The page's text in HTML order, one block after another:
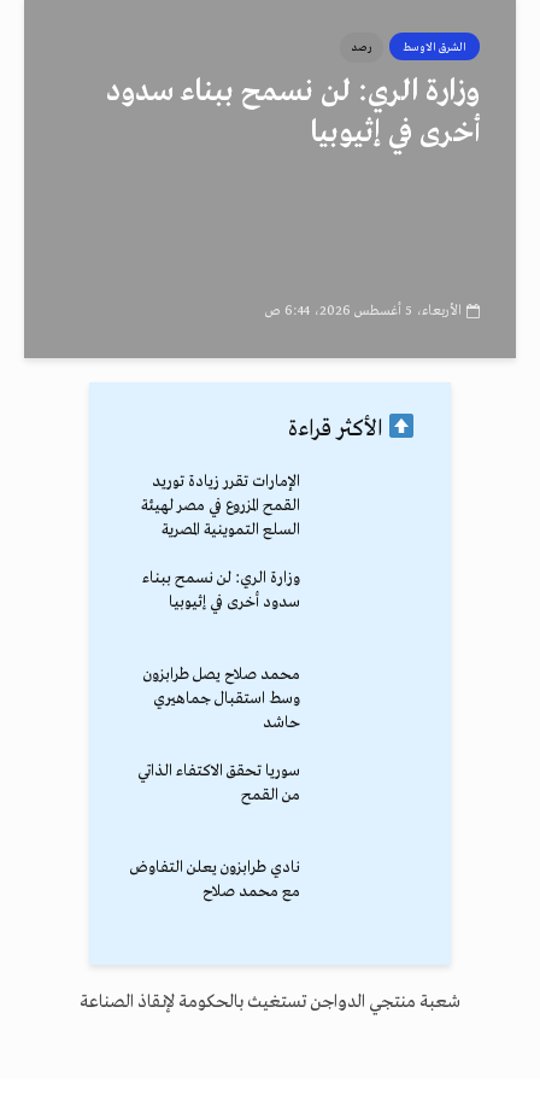
الشرق الاوسط رصد
وزارة الري: لن نسمح ببناء سدود
أخرى في إثيوبيا
الأربعاء، 5 أغسطس 2026، 6:44 ص
الأكثر قراءة
الإمارات تقرر زيادة توريد
القمح المزروع في مصر لهيئة
السلع التموينية المصرية
وزارة الري: لن نسمح ببناء
سدود أخرى في إثيوبيا
محمد صلاح يصل طرابزون
وسط استقبال جماهيري
حاشد
سوريا تحقق الاكتفاء الذاتي
من القمح
نادي طرابزون يعلن التفاوض
مع محمد صلاح
شعبة منتجي الدواجن تستغيث بالحكومة لإنقاذ الصناعة